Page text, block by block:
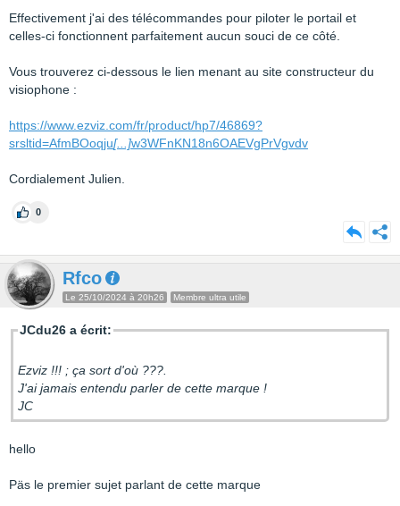
Effectivement j'ai des télécommandes pour piloter le portail et
celles-ci fonctionnent parfaitement aucun souci de ce côté.
Vous trouverez ci-dessous le lien menant au site constructeur du
visiophone :
https://www.ezviz.com/fr/product/hp7/46869?
srsltid=AfmBOoqju[...]w3WFnKN18n6OAEVgPrVgvdv
Cordialement Julien.
0
Rfco
Le 25/10/2024 à 20h26 Membre ultra utile
JCdu26 a écrit:
Ezviz !!! ; ça sort d'où ???.
J'ai jamais entendu parler de cette marque !
JC
hello
Päs le premier sujet parlant de cette marque